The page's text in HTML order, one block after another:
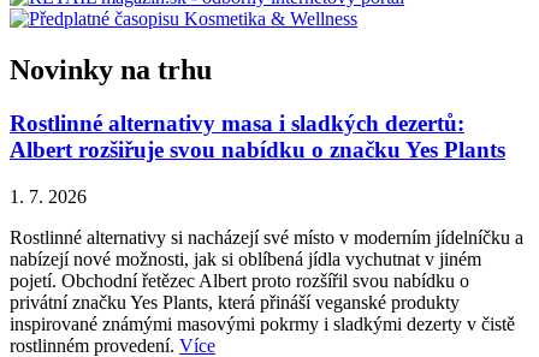
Novinky na trhu
Rostlinné alternativy masa i sladkých dezertů:
Albert rozšiřuje svou nabídku o značku Yes Plants
1. 7. 2026
Rostlinné alternativy si nacházejí své místo v moderním jídelníčku a
nabízejí nové možnosti, jak si oblíbená jídla vychutnat v jiném
pojetí. Obchodní řetězec Albert proto rozšířil svou nabídku o
privátní značku Yes Plants, která přináší veganské produkty
inspirované známými masovými pokrmy i sladkými dezerty v čistě
rostlinném provedení. Více